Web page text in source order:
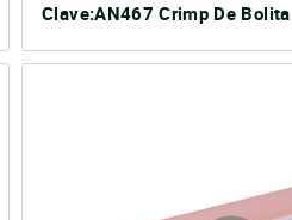
Clave:AN467 Crimp De Bolita